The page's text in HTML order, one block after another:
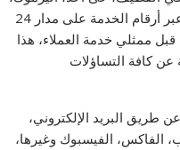
الخبر، الدمام وغيرها، إذن تواصل معنا عبر أرقام الخدمة على مدار 24
ممثلي خدمة العملاء، هذا
عن كافة التساؤلات
طريق البريد الإلكتروني،
الفاكس، الفيسبوك وغيرها،